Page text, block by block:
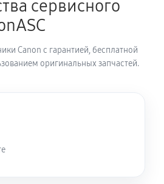
сервисного
Canon с гарантией, бесплатной
оригинальных запчастей.